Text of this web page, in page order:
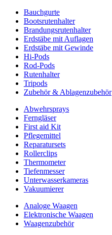
Bauchgurte
Bootsrutenhalter
Brandungsrutenhalter
Erdstäbe mit Auflagen
Erdstäbe mit Gewinde
Hi-Pods
Rod-Pods
Rutenhalter
Tripods
Zubehör & Ablagenzubehör
Abwehrsprays
Ferngläser
First aid Kit
Pflegemittel
Reparatursets
Rollerclips
Thermometer
Tiefenmesser
Unterwasserkameras
Vakuumierer
Analoge Waagen
Elektronische Waagen
Waagenzubehör